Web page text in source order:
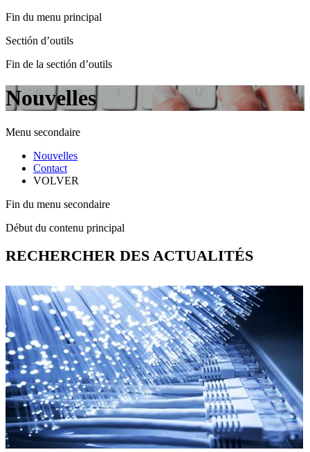
Fin du menu principal
Sectión d’outils
Fin de la sectión d’outils
Nouvelles
Menu secondaire
Nouvelles
Contact
VOLVER
Fin du menu secondaire
Début du contenu principal
RECHERCHER DES ACTUALITÉS